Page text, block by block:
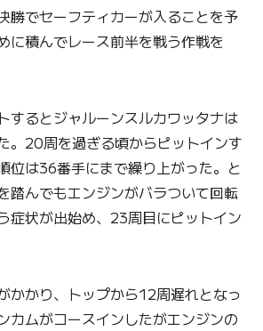
勝でセーフティカーが入ることを予
に積んでレース前半を戦う作戦を
するとジャルーンスルカワッタナは
。20周を過ぎる頃からピットインす
位は36番手にまで繰り上がった。と
踏んでもエンジンがバラついて回転
症状が出始め、23周目にピットイン
かかり、トップから12周遅れとなっ
カムがコースインしたがエンジンの